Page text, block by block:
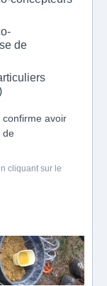
de
avoir
de
cliquant sur le